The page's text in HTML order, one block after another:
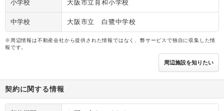
小学校 大阪市立育和小学校
中学校 大阪市立 白鷺中学校
※周辺情報は不動産会社から提供された情報ではなく、弊サービスで独自に収集した情
報です。
周辺施設を知りたい
契約に関する情報